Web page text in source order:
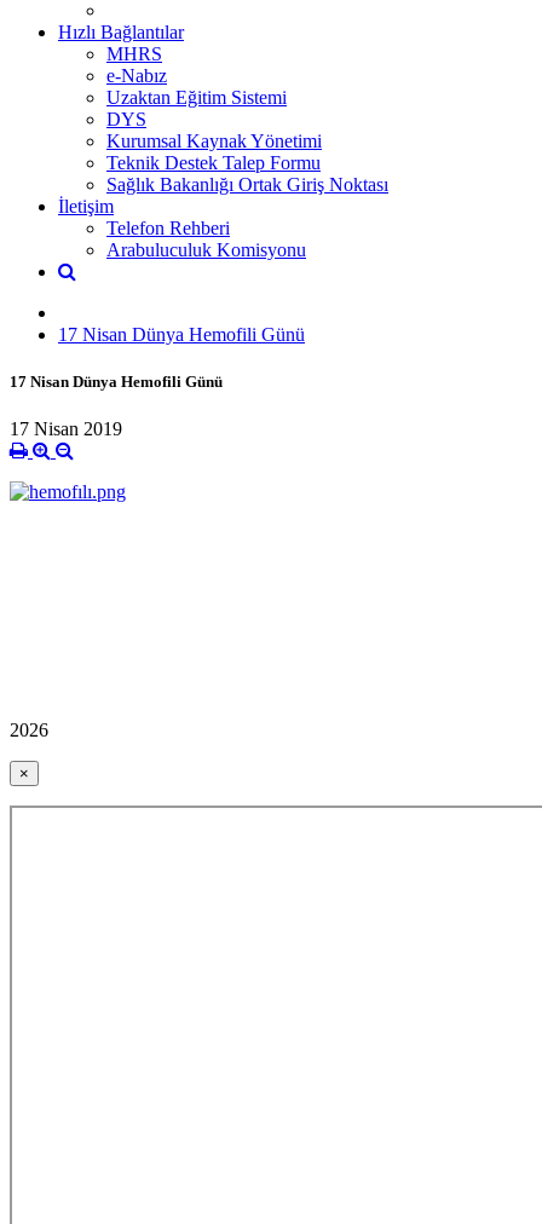
Hızlı Bağlantılar
MHRS
e-Nabız
Uzaktan Eğitim Sistemi
DYS
Kurumsal Kaynak Yönetimi
Teknik Destek Talep Formu
Sağlık Bakanlığı Ortak Giriş Noktası
İletişim
Telefon Rehberi
Arabuluculuk Komisyonu
17 Nisan Dünya Hemofili Günü
17 Nisan Dünya Hemofili Günü
17 Nisan 2019
2026
×